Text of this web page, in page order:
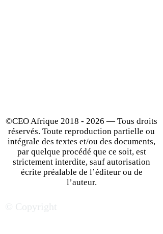
©CEO Afrique 2018 - 2026 — Tous droits
réservés. Toute reproduction partielle ou
intégrale des textes et/ou des documents,
par quelque procédé que ce soit, est
strictement interdite, sauf autorisation
écrite préalable de l’éditeur ou de
l’auteur.
© Copyright